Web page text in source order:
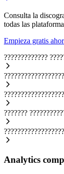
Consulta la
todas las
Empieza gratis
?????????????
???????
Analytics